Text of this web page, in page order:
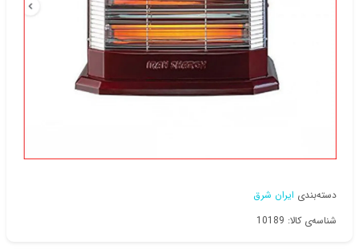
دسته‌بندی ایران شرق
شناسه‌ی کالا: 10189